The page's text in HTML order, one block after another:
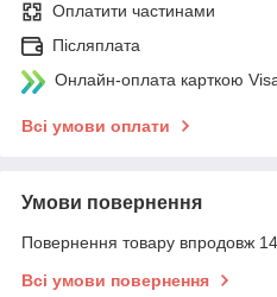
Оплатити частинами
Післяплата
Онлайн-оплата карткою
Всі умови оплати
Умови повернення
Повернення товару впродовж
Всі умови повернення